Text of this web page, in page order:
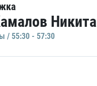
Никита
/ 55:30 - 57:30